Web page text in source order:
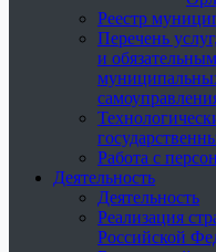
Реестр
Перечень
и
Работа с
Деятельность
Деятельность
Реализация
Российской